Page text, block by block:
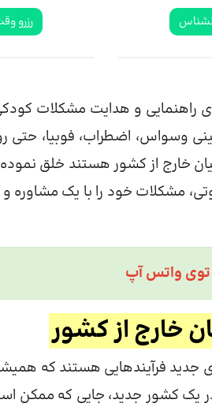
رزرو
راهنمایی و هدایت مشکلات
وسواس، اضطراب، فوبیا، حتی
خارج از کشور هستند خلق نموده
مشکلات خود را با یک مشاوره و
توی واتس آپ
خارج از کشور
جدید فرآیندهایی هستند که
یک کشور جدید، جایی که ممکن